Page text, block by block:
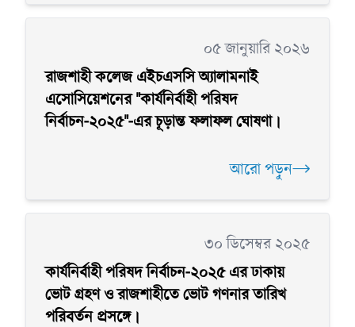
০৫ জানুয়ারি ২০২৬
রাজশাহী কলেজ এইচএসসি অ্যালামনাই
এসোসিয়েশনের "কার্যনির্বাহী পরিষদ
নির্বাচন-২০২৫"-এর চূড়ান্ত ফলাফল ঘোষণা।
আরো পড়ুন
৩০ ডিসেম্বর ২০২৫
কার্যনির্বাহী পরিষদ নির্বাচন-২০২৫ এর ঢাকায়
ভোট গ্রহণ ও রাজশাহীতে ভোট গণনার তারিখ
পরিবর্তন প্রসঙ্গে।